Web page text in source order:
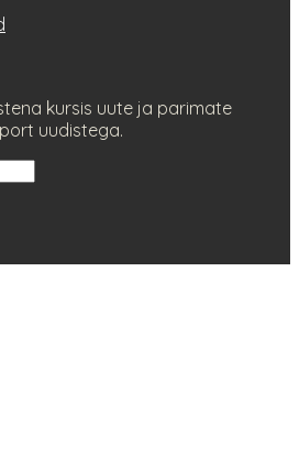
kursis uute ja parimate
uudistega.